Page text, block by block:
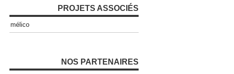
PROJETS ASSOCIÉS
mélico
NOS PARTENAIRES